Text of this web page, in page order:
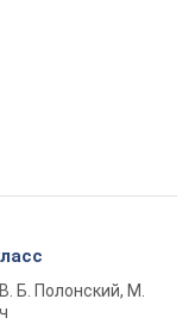
Б. Полонский, М.